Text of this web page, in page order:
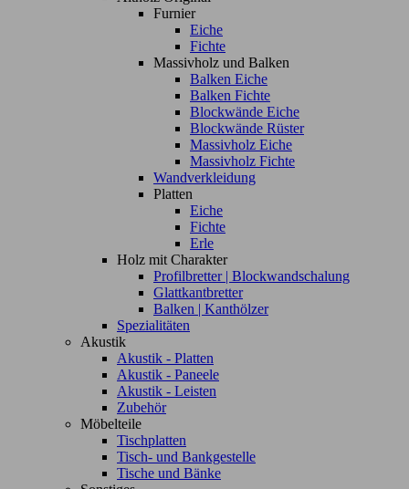
Furnier
Eiche
Fichte
Massivholz und Balken
Balken Eiche
Balken Fichte
Blockwände Eiche
Blockwände Rüster
Massivholz Eiche
Massivholz Fichte
Wandverkleidung
Platten
Eiche
Fichte
Erle
Holz mit Charakter
Profilbretter | Blockwandschalung
Glattkantbretter
Balken | Kanthölzer
Spezialitäten
Akustik
Akustik - Platten
Akustik - Paneele
Akustik - Leisten
Zubehör
Möbelteile
Tischplatten
Tisch- und Bankgestelle
Tische und Bänke